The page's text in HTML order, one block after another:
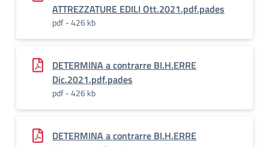
ATTREZZATURE EDILI Ott.2021.pdf.pades
pdf - 426 kb
DETERMINA a contrarre BI.H.ERRE
Dic.2021.pdf.pades
pdf - 426 kb
DETERMINA a contrarre BI.H.ERRE